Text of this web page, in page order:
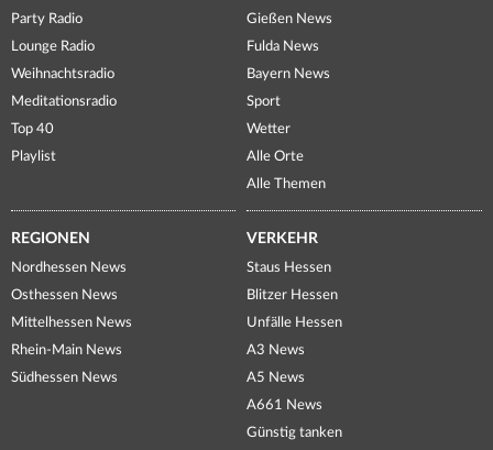
Party Radio
Lounge Radio
Weihnachtsradio
Meditationsradio
Top 40
Playlist
Gießen News
Fulda News
Bayern News
Sport
Wetter
Alle Orte
Alle Themen
REGIONEN
Nordhessen News
Osthessen News
Mittelhessen News
Rhein-Main News
Südhessen News
VERKEHR
Staus Hessen
Blitzer Hessen
Unfälle Hessen
A3 News
A5 News
A661 News
Günstig tanken